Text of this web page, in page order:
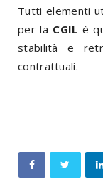
Tutti elementi
per la CGIL è
stabilità e
contrattuali.